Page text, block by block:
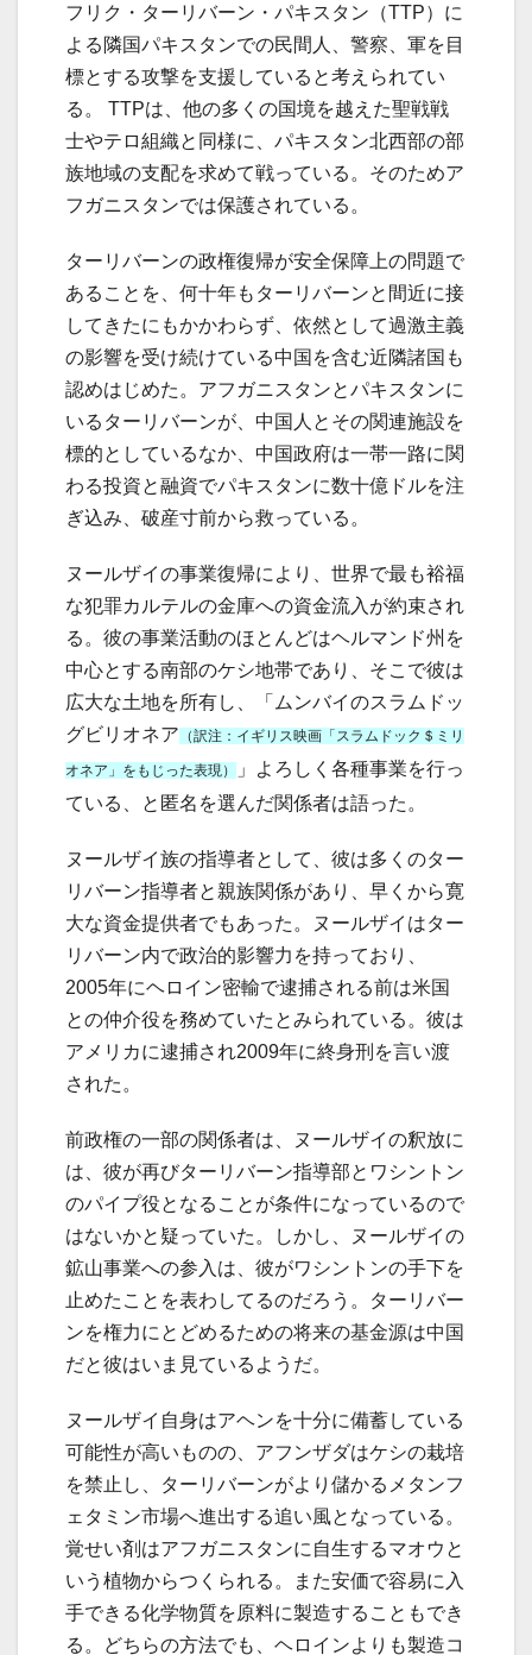
フリク・ターリバーン・パキスタン（TTP）に
よる隣国パキスタンでの民間人、警察、軍を目
標とする攻撃を支援していると考えられてい
る。 TTPは、他の多くの国境を越えた聖戦戦
士やテロ組織と同様に、パキスタン北西部の部
族地域の支配を求めて戦っている。そのためア
フガニスタンでは保護されている。
ターリバーンの政権復帰が安全保障上の問題で
あることを、何十年もターリバーンと間近に接
してきたにもかかわらず、依然として過激主義
の影響を受け続けている中国を含む近隣諸国も
認めはじめた。アフガニスタンとパキスタンに
いるターリバーンが、中国人とその関連施設を
標的としているなか、中国政府は一帯一路に関
わる投資と融資でパキスタンに数十億ドルを注
ぎ込み、破産寸前から救っている。
ヌールザイの事業復帰により、世界で最も裕福
な犯罪カルテルの金庫への資金流入が約束され
る。彼の事業活動のほとんどはヘルマンド州を
中心とする南部のケシ地帯であり、そこで彼は
広大な土地を所有し、「ムンバイのスラムドッ
グビリオネア （訳注：イギリス映画「スラムドック＄ミリ
オネア」をもじった表現）
」よろしく各種事業を行っ
ている、と匿名を選んだ関係者は語った。
ヌールザイ族の指導者として、彼は多くのター
リバーン指導者と親族関係があり、早くから寛
大な資金提供者でもあった。ヌールザイはター
リバーン内で政治的影響力を持っており、
2005年にヘロイン密輸で逮捕される前は米国
との仲介役を務めていたとみられている。彼は
アメリカに逮捕され2009年に終身刑を言い渡
された。
前政権の一部の関係者は、ヌールザイの釈放に
は、彼が再びターリバーン指導部とワシントン
のパイプ役となることが条件になっているので
はないかと疑っていた。しかし、ヌールザイの
鉱山事業への参入は、彼がワシントンの手下を
止めたことを表わしてるのだろう。ターリバー
ンを権力にとどめるための将来の基金源は中国
だと彼はいま見ているようだ。
ヌールザイ自身はアヘンを十分に備蓄している
可能性が高いものの、アフンザダはケシの栽培
を禁止し、ターリバーンがより儲かるメタンフ
ェタミン市場へ進出する追い風となっている。
覚せい剤はアフガニスタンに自生するマオウと
いう植物からつくられる。また安価で容易に入
手できる化学物質を原料に製造することもでき
る。どちらの方法でも、ヘロインよりも製造コ